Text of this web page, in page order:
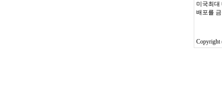
미국최대
배포를
Copyright